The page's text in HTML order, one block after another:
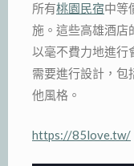
所有桃園民宿中等
施。這些高雄酒店
以毫不費力地進行
需要進行設計，包
他風格。
https://85love.tw/